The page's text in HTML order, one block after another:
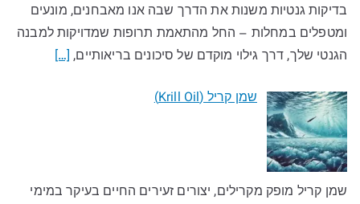
בדיקות גנטיות משנות את הדרך שבה אנו מאבחנים, מונעים
ומטפלים במחלות – החל מהתאמת תרופות שמדויקות למבנה
הגנטי שלך, דרך גילוי מוקדם של סיכונים בריאותיים, […]
שמן קריל (Krill Oil)
שמן קריל מופק מקרילים, יצורים זעירים החיים בעיקר במימי